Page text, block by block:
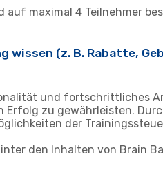
auf maximal 4 Teilnehmer
wissen (z. B. Rabatte,
und fortschrittliches
zu gewährleisten.
der
den Inhalten von Brain